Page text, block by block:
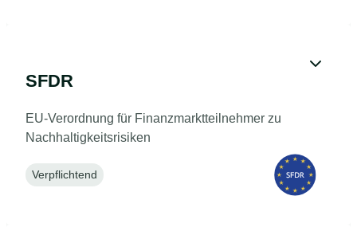
SFDR
EU-Verordnung für Finanzmarktteilnehmer zu
Nachhaltigkeitsrisiken
Verpflichtend